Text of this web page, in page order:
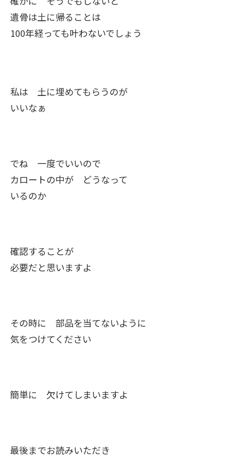
遺骨は土に帰ることは
100年経っても叶わないでしょう
私は 土に埋めてもらうのが
いいなぁ
でね 一度でいいので
カロートの中が どうなって
いるのか
確認することが
必要だと思いますよ
その時に 部品を当てないように
気をつけてください
簡単に 欠けてしまいますよ
最後までお読みいただき